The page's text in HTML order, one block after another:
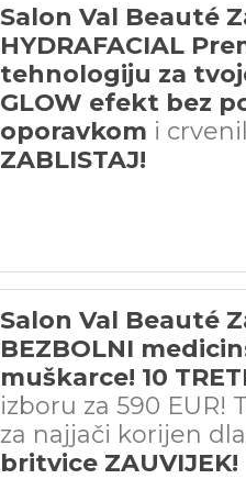
Salon Val Beauté
HYDRAFACIAL
tehnologiju za
GLOW efekt bez
oporavkom i
ZABLISTAJ!
Salon Val Beauté
BEZBOLNI
muškarce! 10
izboru za 590 EUR!
za najjači korijen
britvice ZAUVIJEK!